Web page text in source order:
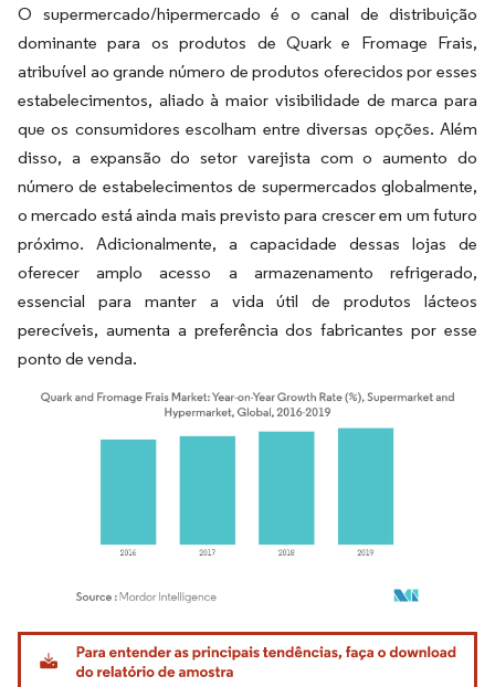
O supermercado/hipermercado é o canal de distribuição
dominante para os produtos de Quark e Fromage Frais,
atribuível ao grande número de produtos oferecidos por esses
estabelecimentos, aliado à maior visibilidade de marca para
que os consumidores escolham entre diversas opções. Além
disso, a expansão do setor varejista com o aumento do
número de estabelecimentos de supermercados globalmente,
o mercado está ainda mais previsto para crescer em um futuro
próximo. Adicionalmente, a capacidade dessas lojas de
oferecer amplo acesso a armazenamento refrigerado,
essencial para manter a vida útil de produtos lácteos
perecíveis, aumenta a preferência dos fabricantes por esse
ponto de venda.
Imagem © Mordor Intelligence. O reuso requer atribuição conforme CC BY 4.0.